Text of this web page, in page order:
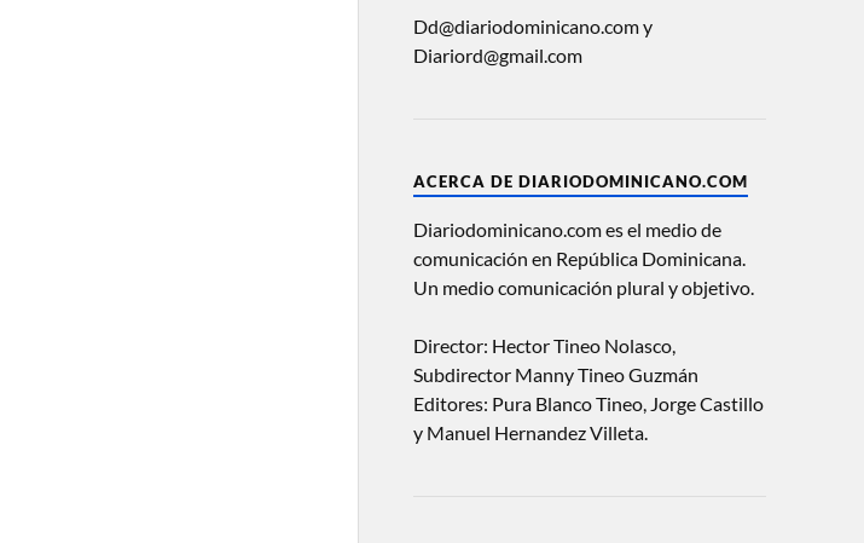
Dd@diariodominicano.com y
Diariord@gmail.com
ACERCA DE DIARIODOMINICANO.COM
Diariodominicano.com es el medio de
comunicación en República Dominicana.
Un medio comunicación plural y objetivo.
Director: Hector Tineo Nolasco,
Subdirector Manny Tineo Guzmán
Editores: Pura Blanco Tineo, Jorge Castillo
y Manuel Hernandez Villeta.